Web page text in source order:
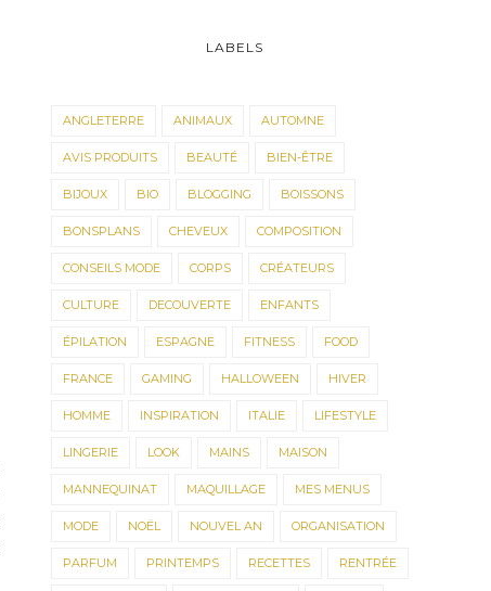
LABELS
ANGLETERRE ANIMAUX AUTOMNE
AVIS PRODUITS BEAUTÉ BIEN-ÊTRE
BIJOUX BIO BLOGGING BOISSONS
BONSPLANS CHEVEUX COMPOSITION
CONSEILS MODE CORPS CRÉATEURS
CULTURE DECOUVERTE ENFANTS
ÉPILATION ESPAGNE FITNESS FOOD
FRANCE GAMING HALLOWEEN HIVER
HOMME INSPIRATION ITALIE LIFESTYLE
LINGERIE LOOK MAINS MAISON
MANNEQUINAT MAQUILLAGE MES MENUS
MODE NOËL NOUVEL AN ORGANISATION
PARFUM PRINTEMPS RECETTES RENTRÉE